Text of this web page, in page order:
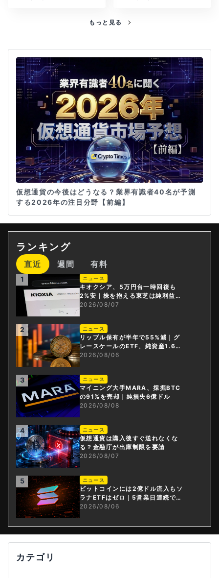
もっと見る
仮想通貨の今後はどうなる？業界有識者40名が予測
する2026年の注目分野【前編】
ランキング
直近 週間 有料
1 ニュース
キオクシア、5万円台一時回復も
2%安｜株を抱える東芝は純利益3
0倍
2026/08/07
2 ニュース
リップル保有が半年で55%減｜グ
レースケールのETF、純資産1.6億
ドル減
2026/08/06
3 ニュース
マイニング大手MARA、採掘BTC
の91%を売却｜純損失6億ドル
2026/08/08
4 ニュース
仮想通貨は購入後すぐ送れなくな
る？金融庁が出庫制限を要請
2026/08/07
5 ニュース
ビットコインには2億ドル流入もソ
ラナETFはゼロ｜5営業日連続で停
止
2026/08/06
カテゴリ